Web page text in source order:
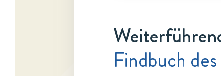
Findbuch